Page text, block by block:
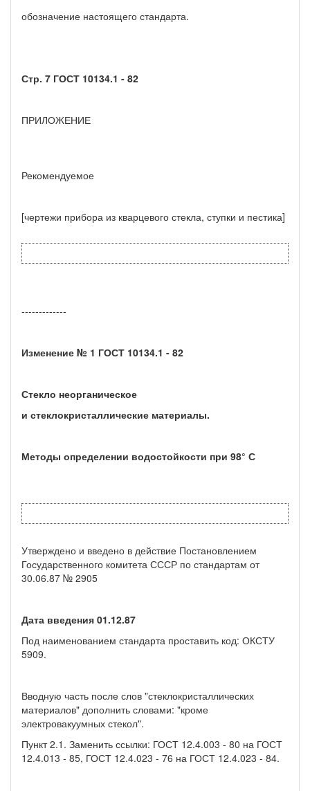
обозначение настоящего стандарта.
Стр. 7 ГОСТ 10134.1 - 82
ПРИЛОЖЕНИЕ
Рекомендуемое
[чертежи прибора из кварцевого стекла, ступки и пестика]
-------------
Изменение № 1 ГОСТ 10134.1 - 82
Стекло неорганическое
и стеклокристаллические материалы.
Методы определении водостойкости при 98° С
Утверждено и введено в действие Постановлением
Государственного комитета СССР по стандартам от
30.06.87 № 2905
Дата введения 01.12.87
Под наименованием стандарта проставить код: ОКСТУ
5909.
Вводную часть после слов "стеклокристаллических
материалов" дополнить словами: "кроме
электровакуумных стекол".
Пункт 2.1. Заменить ссылки: ГОСТ 12.4.003 - 80 на ГОСТ
12.4.013 - 85, ГОСТ 12.4.023 - 76 на ГОСТ 12.4.023 - 84.